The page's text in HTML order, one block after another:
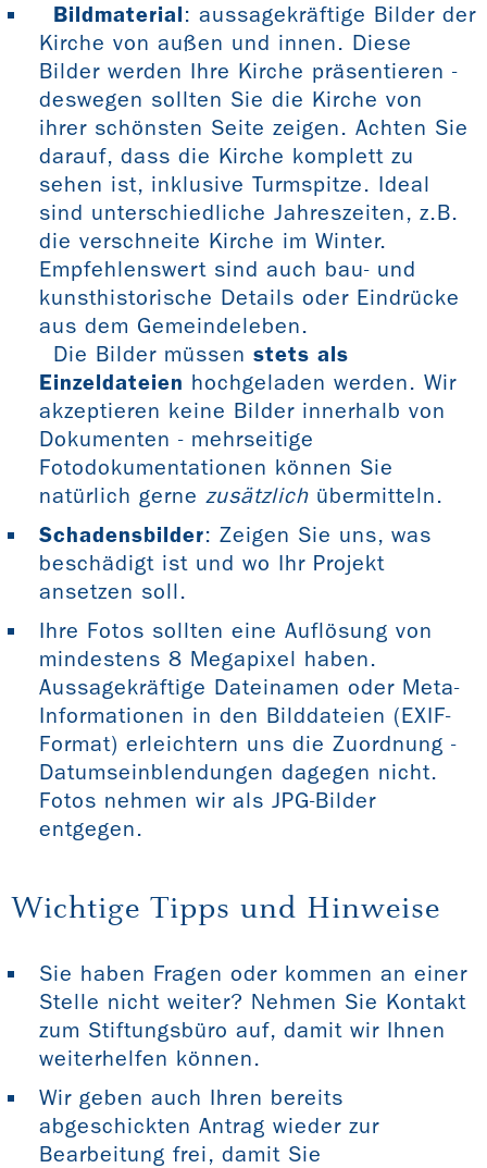
Bildmaterial: aussagekräftige Bilder der
Kirche von außen und innen. Diese
Bilder werden Ihre Kirche präsentieren -
deswegen sollten Sie die Kirche von
ihrer schönsten Seite zeigen. Achten Sie
darauf, dass die Kirche komplett zu
sehen ist, inklusive Turmspitze. Ideal
sind unterschiedliche Jahreszeiten, z.B.
die verschneite Kirche im Winter.
Empfehlenswert sind auch bau- und
kunsthistorische Details oder Eindrücke
aus dem Gemeindeleben.
Die Bilder müssen stets als
Einzeldateien hochgeladen werden. Wir
akzeptieren keine Bilder innerhalb von
Dokumenten - mehrseitige
Fotodokumentationen können Sie
natürlich gerne zusätzlich übermitteln.
Schadensbilder: Zeigen Sie uns, was
beschädigt ist und wo Ihr Projekt
ansetzen soll.
Ihre Fotos sollten eine Auflösung von
mindestens 8 Megapixel haben.
Aussagekräftige Dateinamen oder Meta-
Informationen in den Bilddateien (EXIF-
Format) erleichtern uns die Zuordnung -
Datumseinblendungen dagegen nicht.
Fotos nehmen wir als JPG-Bilder
entgegen.
Wichtige Tipps und Hinweise
Sie haben Fragen oder kommen an einer
Stelle nicht weiter? Nehmen Sie Kontakt
zum Stiftungsbüro auf, damit wir Ihnen
weiterhelfen können.
Wir geben auch Ihren bereits
abgeschickten Antrag wieder zur
Bearbeitung frei, damit Sie